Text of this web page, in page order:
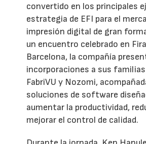
convertido en los principales
estrategia de EFI para el
impresión digital de gran
un encuentro celebrado en
Barcelona, la compañía
incorporaciones a sus familias
FabriVU y Nozomi,
soluciones de software
aumentar la productividad,
mejorar el control de calidad.